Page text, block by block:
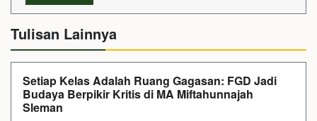
Tulisan Lainnya
Setiap Kelas Adalah Ruang Gagasan: FGD Jadi
Budaya Berpikir Kritis di MA Miftahunnajah
Sleman